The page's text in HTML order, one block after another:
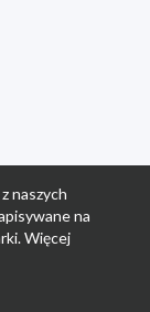
naszych
na
Więcej